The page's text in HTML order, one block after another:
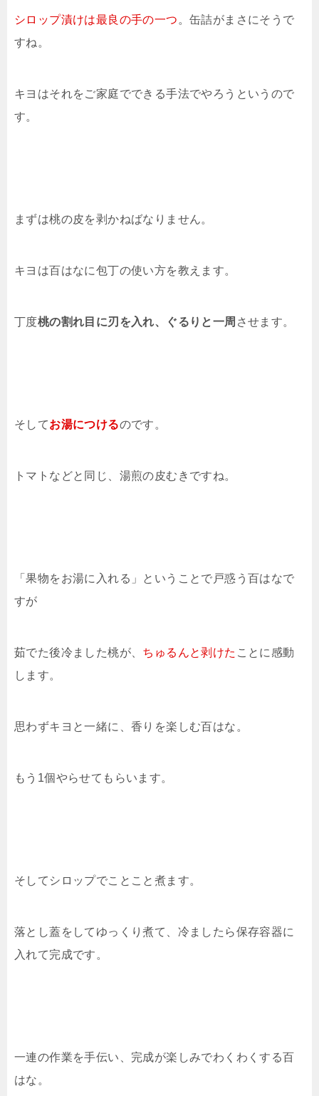
シロップ漬けは最良の手の一つ 。缶詰がまさにそうで
すね。
キヨはそれをご家庭でできる手法でやろうというので
す。
まずは桃の皮を剥かねばなりません。
キヨは百はなに包丁の使い方を教えます。
丁度桃の割れ目に刃を入れ、ぐるりと一周 させます。
そしてお湯につけるのです。
トマトなどと同じ、湯煎の皮むきですね。
「果物をお湯に入れる」ということで戸惑う百はなで
すが
茹でた後冷ました桃が、 ちゅるんと剥けた ことに感動
します。
思わずキヨと一緒に、香りを楽しむ百はな。
もう1個やらせてもらいます。
そしてシロップでことこと煮ます。
落とし蓋をしてゆっくり煮て、冷ましたら保存容器に
入れて完成です。
一連の作業を手伝い、完成が楽しみでわくわくする百
はな。